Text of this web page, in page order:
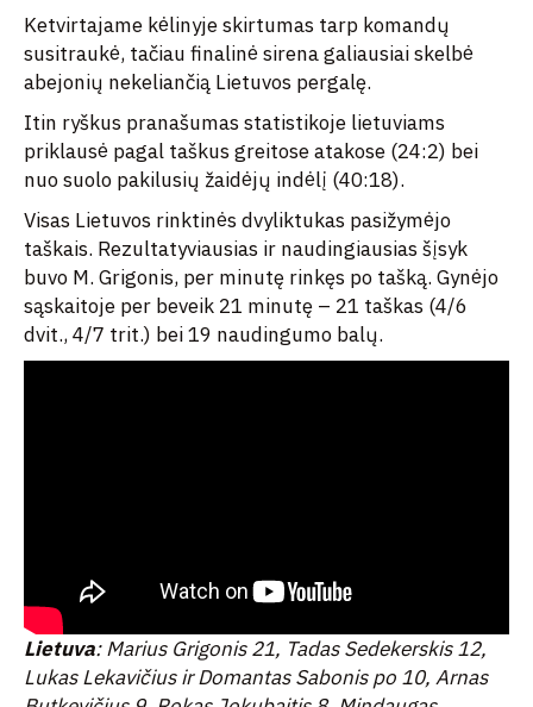
Ketvirtajame kėlinyje skirtumas tarp komandų
susitraukė, tačiau finalinė sirena galiausiai skelbė
abejonių nekeliančią Lietuvos pergalę.
Itin ryškus pranašumas statistikoje lietuviams
priklausė pagal taškus greitose atakose (24:2) bei
nuo suolo pakilusių žaidėjų indėlį (40:18).
Visas Lietuvos rinktinės dvyliktukas pasižymėjo
taškais. Rezultatyviausias ir naudingiausias šįsyk
buvo M. Grigonis, per minutę rinkęs po tašką. Gynėjo
sąskaitoje per beveik 21 minutę – 21 taškas (4/6
dvit., 4/7 trit.) bei 19 naudingumo balų.
Lietuva: Marius Grigonis 21, Tadas Sedekerskis 12,
Lukas Lekavičius ir Domantas Sabonis po 10, Arnas